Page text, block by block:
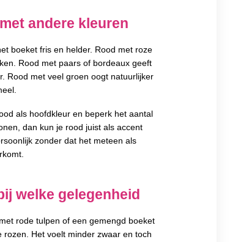
andere kleuren
boeket fris en helder. Rood met roze
Rood met paars of bordeaux geeft
Rood met veel groen oogt natuurlijker
als hoofdkleur en beperk het aantal
dan kun je rood juist als accent
zonder dat het meteen als
welke gelegenheid
rode tulpen of een gemengd boeket
Het voelt minder zwaar en toch